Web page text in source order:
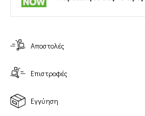
Αποστολές
Επιστροφές
Εγγύηση